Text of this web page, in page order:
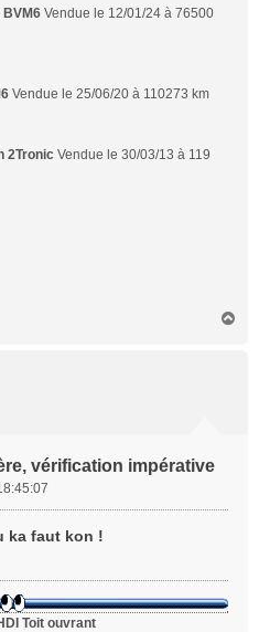
Vendue le 12/01/24 à 76500
Vendue le 25/06/20 à 110273 km
2Tronic Vendue le 30/03/13 à 119
vérification impérative
ka faut kon !
Toit ouvrant